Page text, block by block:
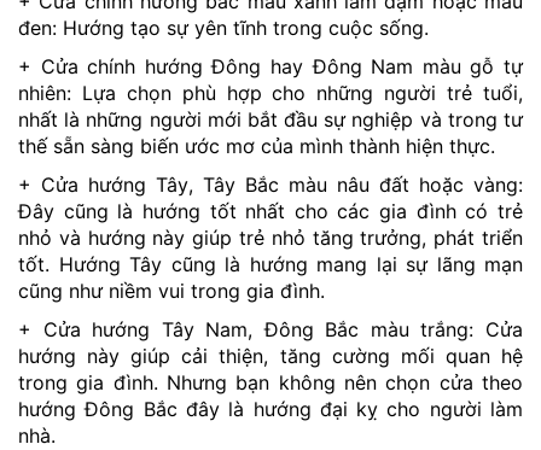
đen: Hướng tạo sự yên tĩnh trong cuộc sống.
+ Cửa chính hướng Đông hay Đông Nam màu gỗ tự
nhiên: Lựa chọn phù hợp cho những người trẻ tuổi,
nhất là những người mới bắt đầu sự nghiệp và trong tư
thế sẵn sàng biến ước mơ của mình thành hiện thực.
+ Cửa hướng Tây, Tây Bắc màu nâu đất hoặc vàng:
Đây cũng là hướng tốt nhất cho các gia đình có trẻ
nhỏ và hướng này giúp trẻ nhỏ tăng trưởng, phát triển
tốt. Hướng Tây cũng là hướng mang lại sự lãng mạn
cũng như niềm vui trong gia đình.
+ Cửa hướng Tây Nam, Đông Bắc màu trắng: Cửa
hướng này giúp cải thiện, tăng cường mối quan hệ
trong gia đình. Nhưng bạn không nên chọn cửa theo
hướng Đông Bắc đây là hướng đại kỵ cho người làm
nhà.